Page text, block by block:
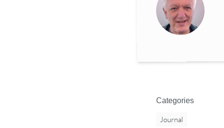
Categories
Journal